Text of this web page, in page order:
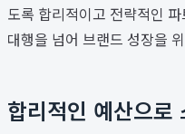
도록 합리적이고 전략적인
대행을 넘어 브랜드 성장을
합리적인 예산으로